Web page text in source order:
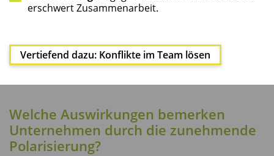
erschwert Zusammenarbeit.
Ver­tie­fend dazu: Kon­flik­te im Team lösen
Wel­che Aus­wir­kun­gen bemer­ken
Unter­neh­men durch die zuneh­men­de
Polarisierung?